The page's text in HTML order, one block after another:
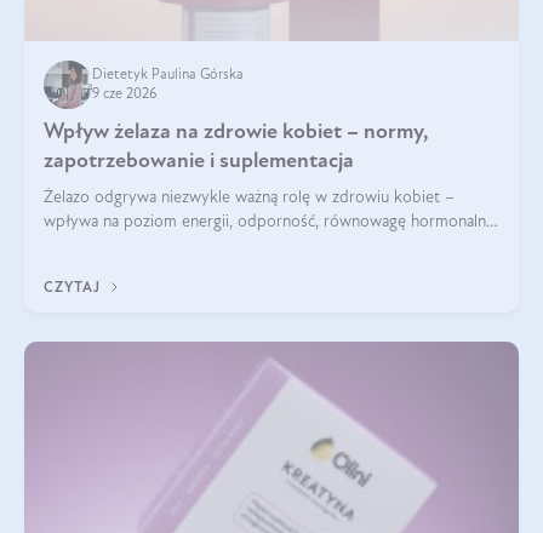
Dietetyk Paulina Górska
9 cze 2026
Wpływ żelaza na zdrowie kobiet – normy,
zapotrzebowanie i suplementacja
Żelazo odgrywa niezwykle ważną rolę w zdrowiu kobiet –
wpływa na poziom energii, odporność, równowagę hormonalną
zawrotów głowy czy problemów z
CZYTAJ